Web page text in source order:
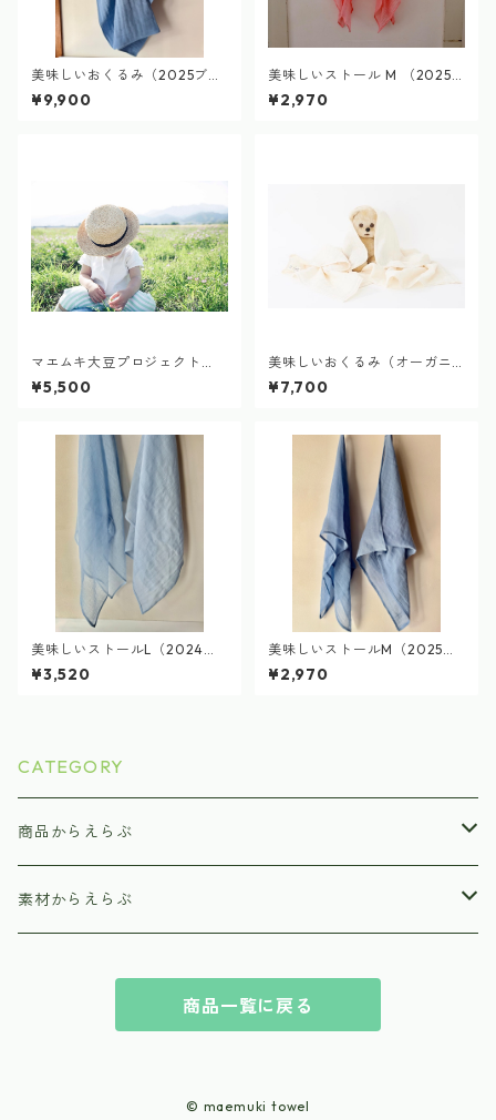
美味しいおくるみ（2025ブル
ーベリー染め）delicious blan
ket
¥9,900
美味しいストール M （2025V
in de MICHINOKU染め）
¥2,970
マエムキ大豆プロジェクト
（野菜のおくるみセット）SS.
S.M.L各一枚
¥5,500
美味しいおくるみ（オーガニ
ック無染色） delicious blank
et
¥7,700
美味しいストールL（2024ブ
ルーベリー染め）delicious g
auze stall
¥3,520
美味しいストールM（2025ブ
ルーベリー染め）delicious g
auze stall
¥2,970
CATEGORY
商品からえらぶ
美味しいおくるみ（ブランケット）
美味しいガーゼストール（一重ガーゼ）
素材からえらぶ
減農薬栽培コットン
商品一覧に戻る
© maemuki towel